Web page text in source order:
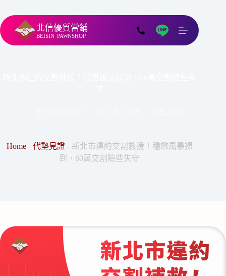
北信優質當鋪
BEISIN PAWNSHOP
Home- 代墊見證- 新北市違約交割救援！穩懋風暴掃
到，60萬交割險些失守